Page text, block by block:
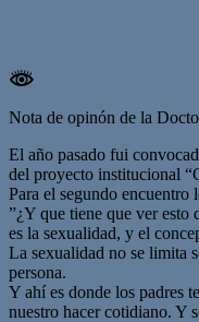
Nota de opinón de la
El año pasado fui
del proyecto institucional
Para el segundo
”¿Y que tiene que ver esto
es la sexualidad, y el
La sexualidad no se limita
persona.
Y ahí es donde los padres
nuestro hacer cotidiano. Y